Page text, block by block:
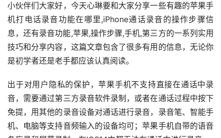
小伙伴们大家好，今天心琳要和大家分享一些有趣的苹果手
机打电话录音功能在哪里,iPhone通话录音的操作步骤信
息，还有录音功能,苹果,操作步骤,手机,第三方的一系列实用
技巧和分享内容，这篇文章包含了很多有用的信息，无论你
是初学者还是老手都应该认真阅读。
出于对用户隐私的保护，苹果手机不支持直接在通话中录
音，需要通过第三方录音软件录制，或者在通话过程中按下
免提，用其他的录音设备对通话进行录音，录音笔、智能手
机、电脑等支持音频输入的设备均可；苹果手机自带的语音